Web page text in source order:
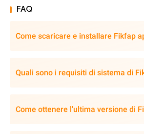
FAQ
Come scaricare e installare Fikfap
Quali sono i requisiti di sistema di
Come ottenere l'ultima versione di